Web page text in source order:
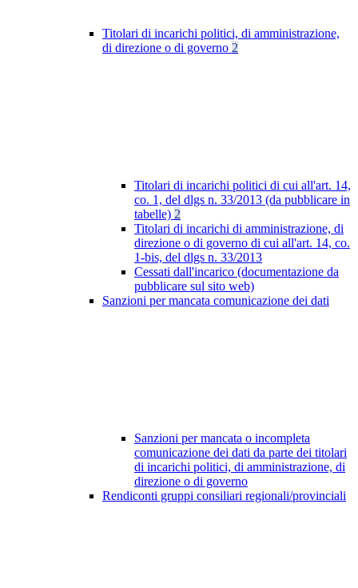
Titolari di incarichi politici, di amministrazione,
di direzione o di governo 2
Titolari di incarichi politici di cui all'art. 14,
co. 1, del dlgs n. 33/2013 (da pubblicare in
tabelle) 2
Titolari di incarichi di amministrazione, di
direzione o di governo di cui all'art. 14, co.
1-bis, del dlgs n. 33/2013
Cessati dall'incarico (documentazione da
pubblicare sul sito web)
Sanzioni per mancata comunicazione dei dati
Sanzioni per mancata o incompleta
comunicazione dei dati da parte dei titolari
di incarichi politici, di amministrazione, di
direzione o di governo
Rendiconti gruppi consiliari regionali/provinciali